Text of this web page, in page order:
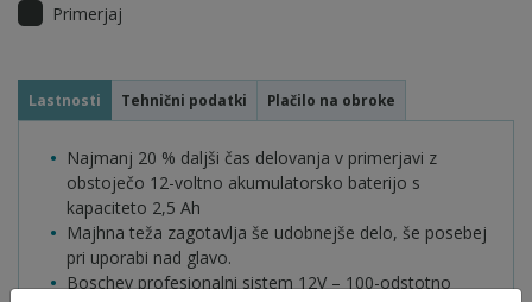
Primerjaj
Lastnosti Tehnični podatki Plačilo na obroke
Najmanj 20 % daljši čas delovanja v primerjavi z
obstoječo 12-voltno akumulatorsko baterijo s
kapaciteto 2,5 Ah
Majhna teža zagotavlja še udobnejše delo, še posebej
pri uporabi nad glavo.
Boschev profesionalni sistem 12V – 100-odstotno